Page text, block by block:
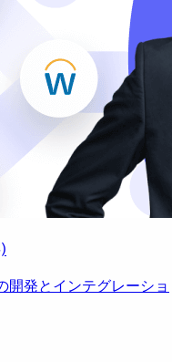
発とインテグレーショ